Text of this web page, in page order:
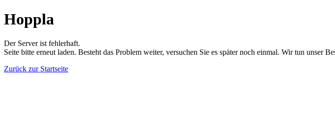
Hoppla
Der Server ist fehlerhaft.
Seite bitte erneut laden. Besteht das Problem weiter, versuchen Sie es später noch einmal. Wir tun unser
Zurück zur Startseite